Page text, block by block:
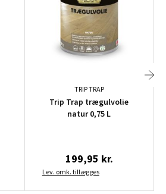
TRIP TRAP
Trip Trap trægulvolie
natur 0,75 L
199,95 kr.
Lev. omk. tillægges